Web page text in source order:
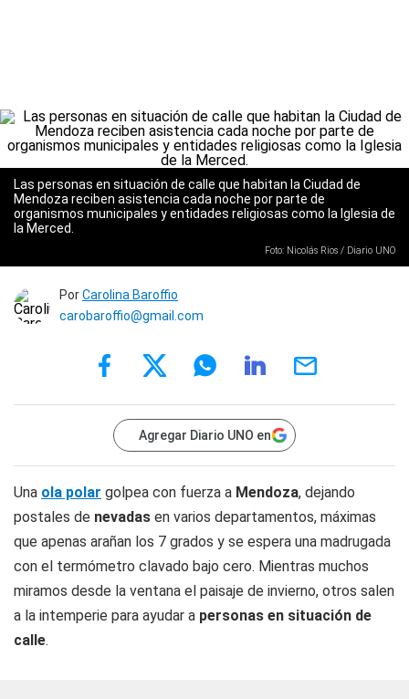
Las personas en situación de calle que habitan la Ciudad de
Mendoza reciben asistencia cada noche por parte de
organismos municipales y entidades religiosas como la Iglesia de
la Merced.
Foto: Nicolás Rios / Diario UNO
PorCarolina Baroffio
carobaroffio@gmail.com
Agregar Diario UNO en
Una ola polar golpea con fuerza a Mendoza, dejando
postales de nevadas en varios departamentos, máximas
que apenas arañan los 7 grados y se espera una madrugada
con el termómetro clavado bajo cero. Mientras muchos
miramos desde la ventana el paisaje de invierno, otros salen
a la intemperie para ayudar a personas en situación de
calle.